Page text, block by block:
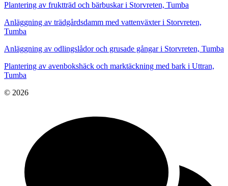
Plantering av fruktträd och bärbuskar i Storvreten, Tumba
Anläggning av trädgårdsdamm med vattenväxter i Storvreten,
Tumba
Anläggning av odlingslådor och grusade gångar i Storvreten, Tumba
Plantering av avenbokshäck och marktäckning med bark i Uttran,
Tumba
© 2026